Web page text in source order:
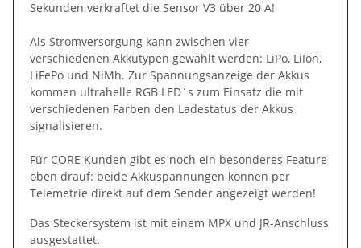
Sekunden verkraftet die Sensor V3 über 20 A!
Als Stromversorgung kann zwischen vier
verschiedenen Akkutypen gewählt werden: LiPo, LiIon,
LiFePo und NiMh. Zur Spannungsanzeige der Akkus
kommen ultrahelle RGB LED´s zum Einsatz die mit
verschiedenen Farben den Ladestatus der Akkus
signalisieren.
Für CORE Kunden gibt es noch ein besonderes Feature
oben drauf: beide Akkuspannungen können per
Telemetrie direkt auf dem Sender angezeigt werden!
Das Steckersystem ist mit einem MPX und JR-Anschluss
ausgestattet.